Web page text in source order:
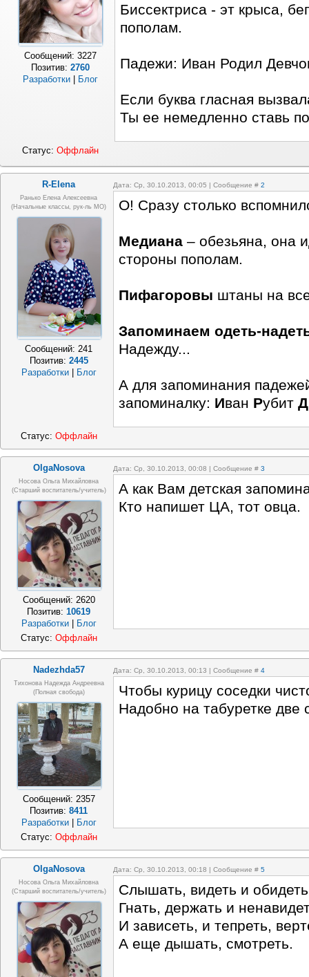
Сообщений:3227
Позитив:2760
Разработки
Блог
Биссектриса - эт крыса,
пополам.
Падежи: Иван Родил
Если буква гласная
Ты ее немедленно ставь
Статус:Оффлайн
R-Elena Дата: Ср, 30.10.2013, 00:05 | Сообщение # 2
Ранько Елена Алексеевна
(начальные классы, рук-ль МО)
Сообщений:241
Позитив: 2445
Разработки
Блог
О! Сразу столько
Медиана – обезьяна, она
стороны пополам.
Пифагоровы штаны на
Запоминаем одеть-
Надежду...
А для запоминания
запоминалку: Иван Рубит Д
Статус: Оффлайн
OlgaNosova Дата: Ср, 30.10.2013, 00:08 | Сообщение # 3
Носова Ольга Михайловна
(старший воспитатель/учитель)
Сообщений: 2620
Позитив:10619
Разработки
Блог
А как Вам детская
Кто напишет ЦА, тот овца.
Статус: Оффлайн
Nadezhda57 Дата: Ср, 30.10.2013, 00:13 | Сообщение # 4
Тихонова Надежда Андреевна
(полная свобода)
Сообщений: 2357
Позитив:8411
Разработки
Блог
Чтобы курицу соседки
Надобно на табуретке
Статус: Оффлайн
OlgaNosova Дата: Ср, 30.10.2013, 00:18 | Сообщение # 5
Носова Ольга Михайловна
(старший воспитатель/учитель)
Слышать, видеть и
Гнать, держать и
И зависеть, и тепреть,
А еще дышать, смотреть.